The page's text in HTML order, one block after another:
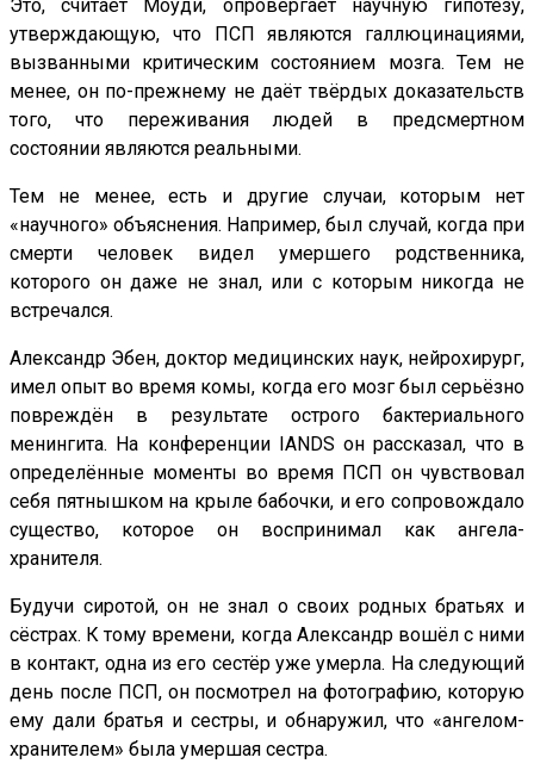
Это, считает Моуди, опровергает научную гипотезу,
утверждающую, что ПСП являются галлюцинациями,
вызванными критическим состоянием мозга. Тем не
менее, он по-прежнему не даёт твёрдых доказательств
того, что переживания людей в предсмертном
состоянии являются реальными.
Тем не менее, есть и другие случаи, которым нет
«научного» объяснения. Например, был случай, когда при
смерти человек видел умершего родственника,
которого он даже не знал, или с которым никогда не
встречался.
Александр Эбен, доктор медицинских наук, нейрохирург,
имел опыт во время комы, когда его мозг был серьёзно
повреждён в результате острого бактериального
менингита. На конференции IANDS он рассказал, что в
определённые моменты во время ПСП он чувствовал
себя пятнышком на крыле бабочки, и его сопровождало
существо, которое он воспринимал как ангела-
хранителя.
Будучи сиротой, он не знал о своих родных братьях и
сёстрах. К тому времени, когда Александр вошёл с ними
в контакт, одна из его сестёр уже умерла. На следующий
день после ПСП, он посмотрел на фотографию, которую
ему дали братья и сестры, и обнаружил, что «ангелом-
хранителем» была умершая сестра.